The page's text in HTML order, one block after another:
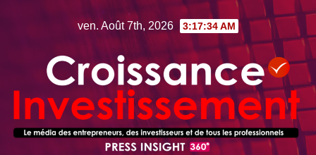
ven. Août 7th, 2026 3:17:34 AM